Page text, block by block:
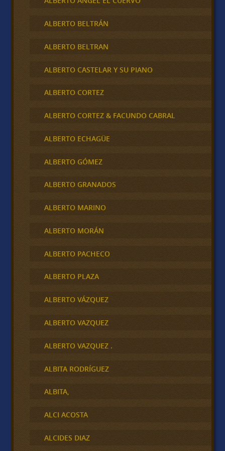
ALBERTO BELTRÁN
ALBERTO BELTRAN
ALBERTO CASTELAR Y SU PIANO
ALBERTO CORTEZ
ALBERTO CORTEZ & FACUNDO CABRAL
ALBERTO ECHAGÜE
ALBERTO GÓMEZ
ALBERTO GRANADOS
ALBERTO MARINO
ALBERTO MORÁN
ALBERTO PACHECO
ALBERTO PLAZA
ALBERTO VÁZQUEZ
ALBERTO VAZQUEZ
ALBERTO VAZQUEZ .
ALBITA RODRÍGUEZ
ALBITA,
ALCI ACOSTA
ALCIDES DIAZ